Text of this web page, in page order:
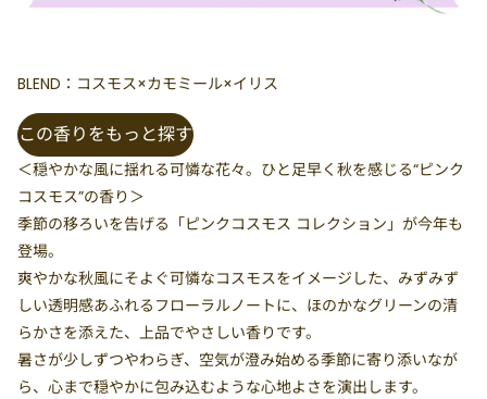
BLEND：コスモス×カモミール×イリス
この香りをもっと探す
＜穏やかな風に揺れる可憐な花々。ひと足早く秋を感じる“ピンク
コスモス”の香り＞
季節の移ろいを告げる「ピンクコスモス コレクション」が今年も
登場。
爽やかな秋風にそよぐ可憐なコスモスをイメージした、みずみず
しい透明感あふれるフローラルノートに、ほのかなグリーンの清
らかさを添えた、上品でやさしい香りです。
暑さが少しずつやわらぎ、空気が澄み始める季節に寄り添いなが
ら、心まで穏やかに包み込むような心地よさを演出します。